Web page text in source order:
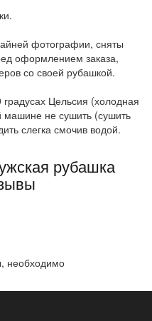
фотографии, сняты
оформлением заказа,
со своей рубашкой.
Цельсия (холодная
машине не сушить (сушить
слегка смочив водой.
рубашка
необходимо